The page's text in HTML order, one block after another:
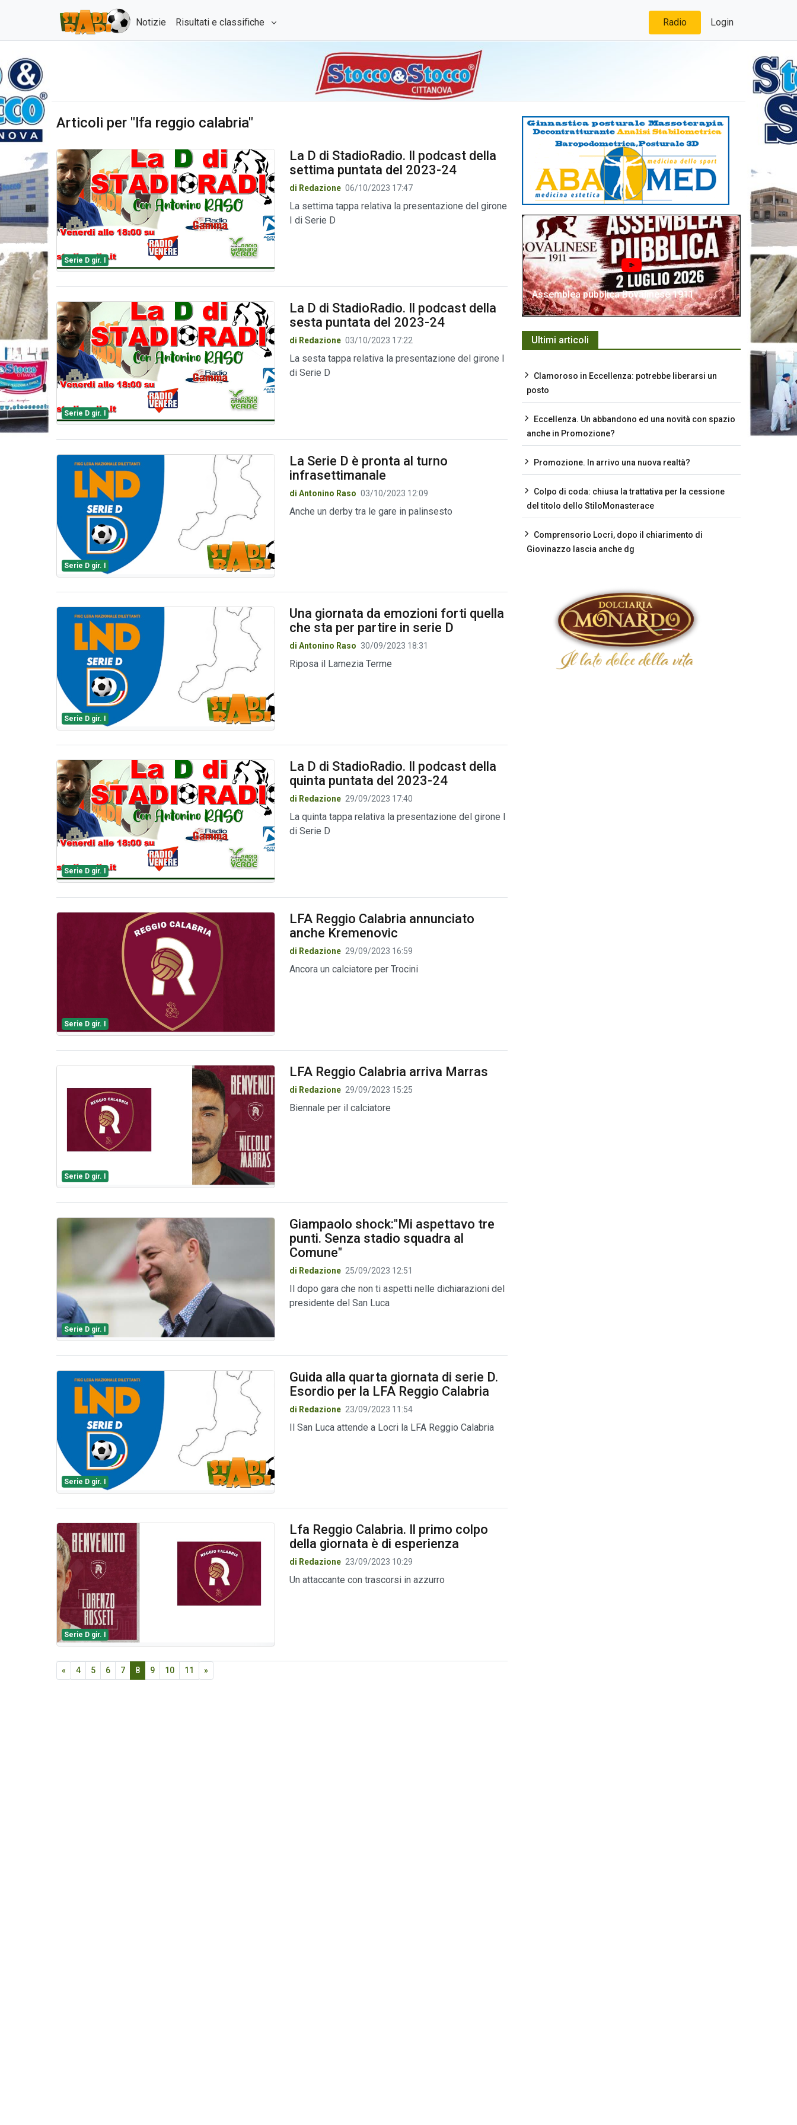
Notizie Risultati e classifiche Radio Login
Articoli per "lfa reggio calabria"
Serie D gir. I
La D di StadioRadio. Il podcast della
settima puntata del 2023-24
di Redazione 06/10/2023 17:47
La settima tappa relativa la presentazione del girone
I di Serie D
Serie D gir. I
La D di StadioRadio. Il podcast della
sesta puntata del 2023-24
di Redazione 03/10/2023 17:22
La sesta tappa relativa la presentazione del girone I
di Serie D
Serie D gir. I
La Serie D è pronta al turno
infrasettimanale
di Antonino Raso 03/10/2023 12:09
Anche un derby tra le gare in palinsesto
Serie D gir. I
Una giornata da emozioni forti quella
che sta per partire in serie D
di Antonino Raso 30/09/2023 18:31
Riposa il Lamezia Terme
Serie D gir. I
La D di StadioRadio. Il podcast della
quinta puntata del 2023-24
di Redazione 29/09/2023 17:40
La quinta tappa relativa la presentazione del girone I
di Serie D
Serie D gir. I
LFA Reggio Calabria annunciato
anche Kremenovic
di Redazione 29/09/2023 16:59
Ancora un calciatore per Trocini
Serie D gir. I
LFA Reggio Calabria arriva Marras
di Redazione 29/09/2023 15:25
Biennale per il calciatore
Serie D gir. I
Giampaolo shock:"Mi aspettavo tre
punti. Senza stadio squadra al
Comune"
di Redazione 25/09/2023 12:51
Il dopo gara che non ti aspetti nelle dichiarazioni del
presidente del San Luca
Serie D gir. I
Guida alla quarta giornata di serie D.
Esordio per la LFA Reggio Calabria
di Redazione 23/09/2023 11:54
Il San Luca attende a Locri la LFA Reggio Calabria
Serie D gir. I
Lfa Reggio Calabria. Il primo colpo
della giornata è di esperienza
di Redazione 23/09/2023 10:29
Un attaccante con trascorsi in azzurro
« 4 5 6 7 8 9 10 11 »
Assemblea pubblica Bovalinese 1911
Ultimi articoli
Clamoroso in Eccellenza: potrebbe liberarsi un
posto
Eccellenza. Un abbandono ed una novità con spazio
anche in Promozione?
Promozione. In arrivo una nuova realtà?
Colpo di coda: chiusa la trattativa per la cessione
del titolo dello StiloMonasterace
Comprensorio Locri, dopo il chiarimento di
Giovinazzo lascia anche dg